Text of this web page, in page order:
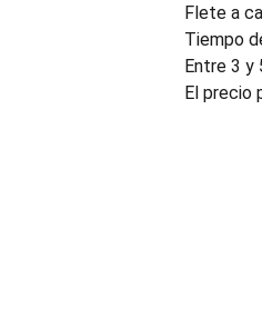
Flete a
Tiempo
Entre 3 y
El precio